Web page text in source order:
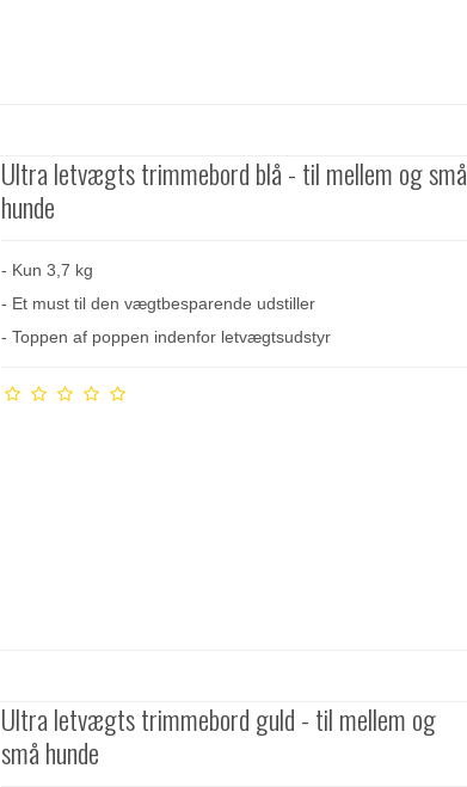
Ultra letvægts trimmebord blå - til mellem og små
hunde
- Kun 3,7 kg
- Et must til den vægtbesparende udstiller
- Toppen af poppen indenfor letvægtsudstyr
Ultra letvægts trimmebord guld - til mellem og
små hunde